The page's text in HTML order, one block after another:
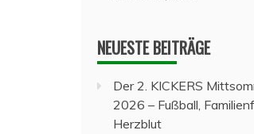
NEUESTE BEITRÄGE
Der 2. KICKERS
2026 – Fußball,
Herzblut